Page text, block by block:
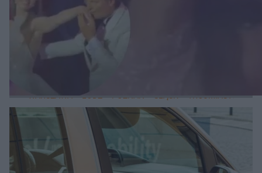
WARSZAWA ŁÓDŹ TRÓJMIASTO